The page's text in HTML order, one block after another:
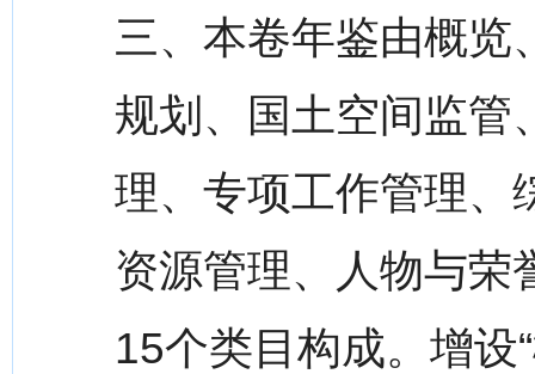
三、本卷年鉴由概览
规划、国土空间监管
理、专项工作管理、
资源管理、人物与荣
15个类目构成。增设